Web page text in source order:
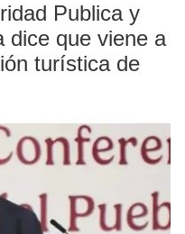
Publica y
dice que viene a
turística de